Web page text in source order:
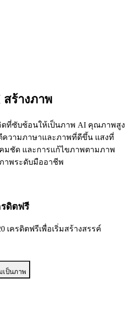
สร้างภาพ
คิดที่ซับซ้อนให้เป็นภาพ AI คุณภาพสูง
ความภาษาและภาพที่ดีขึ้น แสงที่
มชัด และการแก้ไขภาพตามภาพ
าพระดับมืออาชีพ
ดิตฟรี
เครดิตฟรีเพื่อเริ่มสร้างสรรค์
เป็นภาพ